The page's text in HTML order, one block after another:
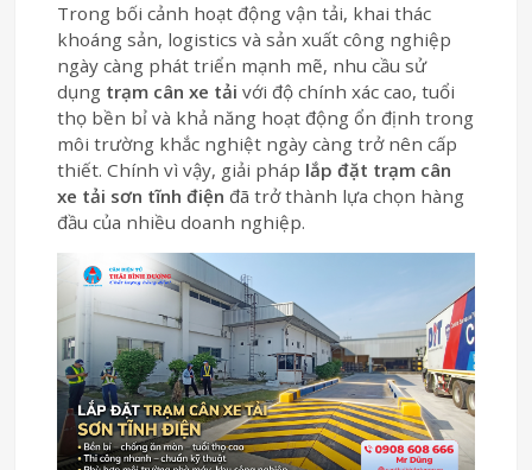
Trong bối cảnh hoạt động vận tải, khai thác
khoáng sản, logistics và sản xuất công nghiệp
ngày càng phát triển mạnh mẽ, nhu cầu sử
dụng trạm cân xe tải với độ chính xác cao, tuổi
thọ bền bỉ và khả năng hoạt động ổn định trong
môi trường khắc nghiệt ngày càng trở nên cấp
thiết. Chính vì vậy, giải pháp lắp đặt trạm cân
xe tải sơn tĩnh điện đã trở thành lựa chọn hàng
đầu của nhiều doanh nghiệp.